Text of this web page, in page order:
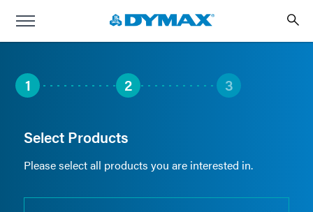
1 2 3
Select Products
Please select all products you are interested in.